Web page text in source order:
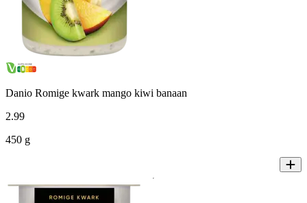
Danio Romige kwark mango kiwi banaan
2.99
450 g